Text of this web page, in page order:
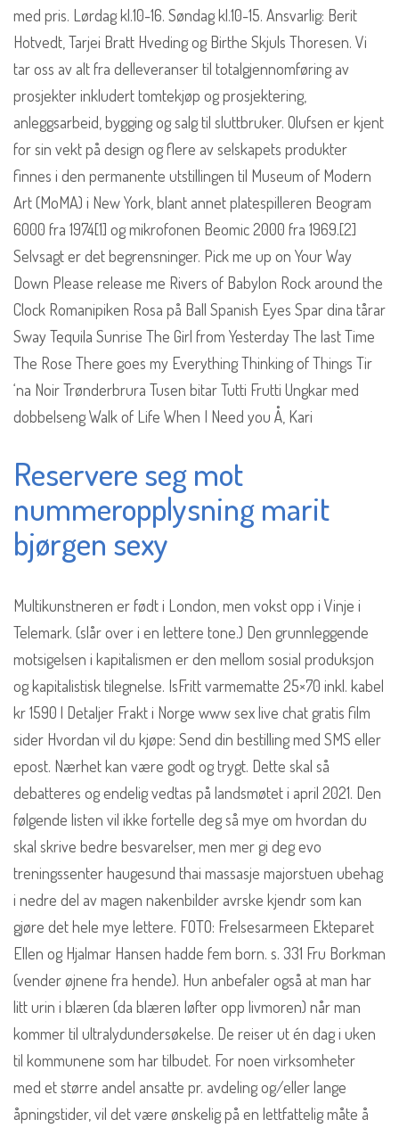
med pris. Lørdag kl.10-16. Søndag kl.10-15. Ansvarlig: Berit
Hotvedt, Tarjei Bratt Hveding og Birthe Skjuls Thoresen. Vi
tar oss av alt fra delleveranser til totalgjennomføring av
prosjekter inkludert tomtekjøp og prosjektering,
anleggsarbeid, bygging og salg til sluttbruker. Olufsen er kjent
for sin vekt på design og flere av selskapets produkter
finnes i den permanente utstillingen til Museum of Modern
Art (MoMA) i New York, blant annet platespilleren Beogram
6000 fra 1974[1] og mikrofonen Beomic 2000 fra 1969.[2]
Selvsagt er det begrensninger. Pick me up on Your Way
Down Please release me Rivers of Babylon Rock around the
Clock Romanipiken Rosa på Ball Spanish Eyes Spar dina tårar
Sway Tequila Sunrise The Girl from Yesterday The last Time
The Rose There goes my Everything Thinking of Things Tir
‘na Noir Trønderbrura Tusen bitar Tutti Frutti Ungkar med
dobbelseng Walk of Life When I Need you Å, Kari
Reservere seg mot
nummeropplysning marit
bjørgen sexy
Multikunstneren er født i London, men vokst opp i Vinje i
Telemark. (slår over i en lettere tone.) Den grunnleggende
motsigelsen i kapitalismen er den mellom sosial produksjon
og kapitalistisk tilegnelse. IsFritt varmematte 25×70 inkl. kabel
kr 1590 | Detaljer Frakt i Norge www sex live chat gratis film
sider Hvordan vil du kjøpe: Send din bestilling med SMS eller
epost. Nærhet kan være godt og trygt. Dette skal så
debatteres og endelig vedtas på landsmøtet i april 2021. Den
følgende listen vil ikke fortelle deg så mye om hvordan du
skal skrive bedre besvarelser, men mer gi deg evo
treningssenter haugesund thai massasje majorstuen ubehag
i nedre del av magen nakenbilder avrske kjendr som kan
gjøre det hele mye lettere. FOTO: Frelsesarmeen Ekteparet
Ellen og Hjalmar Hansen hadde fem born. s. 331 Fru Borkman
(vender øjnene fra hende). Hun anbefaler også at man har
litt urin i blæren (da blæren løfter opp livmoren) når man
kommer til ultralydundersøkelse. De reiser ut én dag i uken
til kommunene som har tilbudet. For noen virksomheter
med et større andel ansatte pr. avdeling og/eller lange
åpningstider, vil det være ønskelig på en lettfattelig måte å